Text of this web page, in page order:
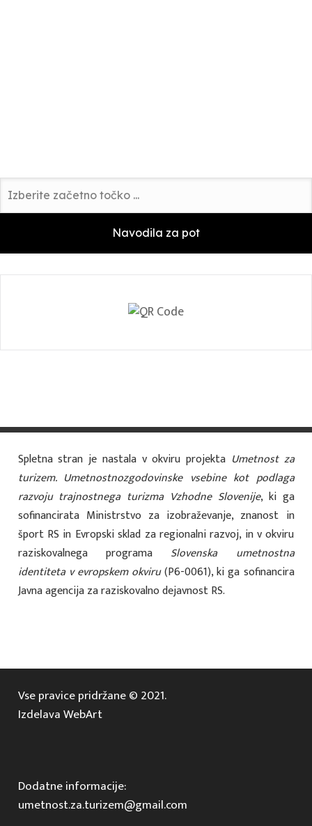
Spletna stran je nastala v okviru projekta Umetnost za
turizem. Umetnostnozgodovinske vsebine kot podlaga
razvoju trajnostnega turizma Vzhodne Slovenije, ki ga
sofinancirata Ministrstvo za izobraževanje, znanost in
šport RS in Evropski sklad za regionalni razvoj, in v okviru
raziskovalnega programa Slovenska umetnostna
identiteta v evropskem okviru(P6-0061), ki ga sofinancira
Javna agencija za raziskovalno dejavnost RS.
Vse pravice pridržane © 2021.
Izdelava WebArt
Dodatne informacije:
umetnost.za.turizem@gmail.com